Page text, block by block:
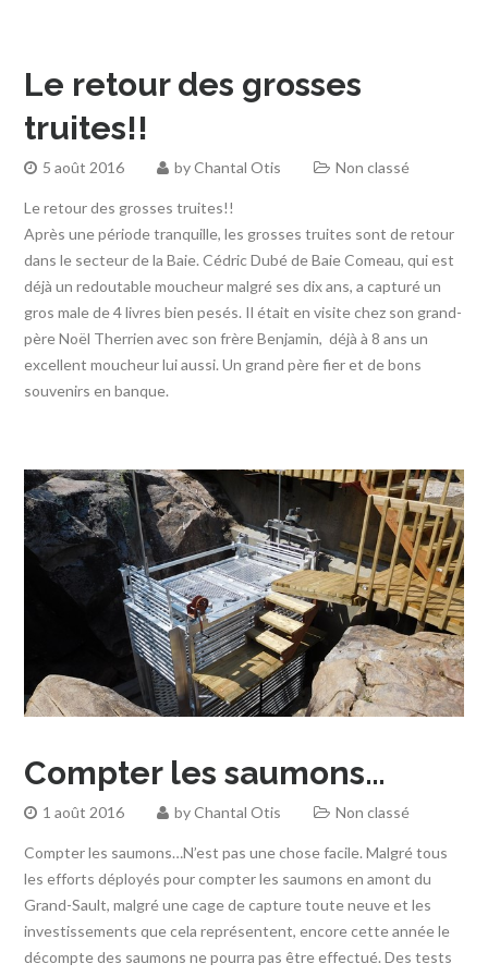
Le retour des grosses
truites!!
5 août 2016 byChantal Otis Non classé
Le retour des grosses truites!!
Après une période tranquille, les grosses truites sont de retour
dans le secteur de la Baie. Cédric Dubé de Baie Comeau, qui est
déjà un redoutable moucheur malgré ses dix ans, a capturé un
gros male de 4 livres bien pesés. Il était en visite chez son grand-
père Noël Therrien avec son frère Benjamin, déjà à 8 ans un
excellent moucheur lui aussi. Un grand père fier et de bons
souvenirs en banque.
Compter les saumons…
1 août 2016 byChantal Otis Non classé
Compter les saumons…N’est pas une chose facile. Malgré tous
les efforts déployés pour compter les saumons en amont du
Grand-Sault, malgré une cage de capture toute neuve et les
investissements que cela représentent, encore cette année le
décompte des saumons ne pourra pas être effectué. Des tests